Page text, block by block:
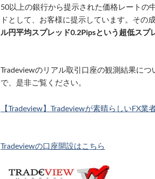
50以上の銀行から提示された価格レートの
ドとして、お客様に提示しています。その
ル円平均スプレッド0.2Pipsという超低スプ
Tradeviewのリアル取引口座の観測結果に
で、是非ご覧ください。
【Tradeview】Tradeviewが素晴らしいFX業
Tradeviewの口座開設はこちら